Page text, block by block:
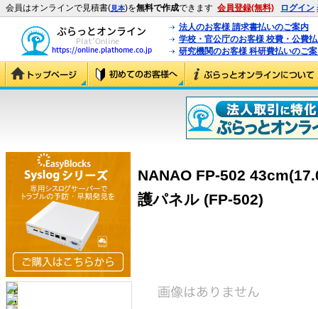
会員はオンラインで見積書(見本)を無料で作成できます 会員登録(無料) ログイン
法人のお客様 請求書払いのご案内
学校・官公庁のお客様 校費・公費
研究機関のお客様 科研費払いのご
NANAO FP-502
護パネル (FP-502)